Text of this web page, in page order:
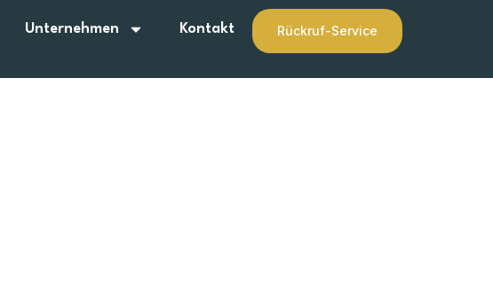
Unternehmen Kontakt Rückruf-Service